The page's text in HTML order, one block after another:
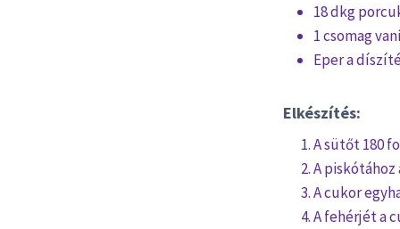
18 dkg
1 csomag
Eper a
Elkészítés:
A sütőt 180
A
A cukor
A fehérjét a